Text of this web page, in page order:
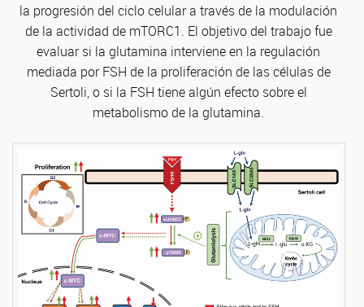
la progresión del ciclo celular a través de la modulación
de la actividad de mTORC1. El objetivo del trabajo fue
evaluar si la glutamina interviene en la regulación
mediada por FSH de la proliferación de las células de
Sertoli, o si la FSH tiene algún efecto sobre el
metabolismo de la glutamina.